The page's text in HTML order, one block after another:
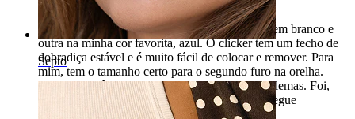
Septo
Neste lindo anel brilham duas estrelinhas, uma em branco e
outra na minha cor favorita, azul. O clicker tem um fecho de
dobradiça estável e é muito fácil de colocar e remover. Para
mim, tem o tamanho certo para o segundo furo na orelha.
Graças ao titânio, consigo usar a peça sem problemas. Foi,
como sempre, cuidadosamente embalada e entregue
rapidamente.